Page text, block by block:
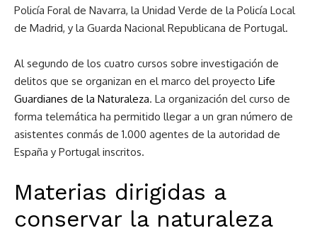
Policía Foral de Navarra, la Unidad Verde de la Policía Local
de Madrid, y la Guarda Nacional Republicana de Portugal.
Al segundo de los cuatro cursos sobre investigación de
delitos que se organizan en el marco del proyecto Life
Guardianes de la Naturaleza. La organización del curso de
forma telemática ha permitido llegar a un gran número de
asistentes conmás de 1.000 agentes de la autoridad de
España y Portugal inscritos.
Materias dirigidas a
conservar la naturaleza